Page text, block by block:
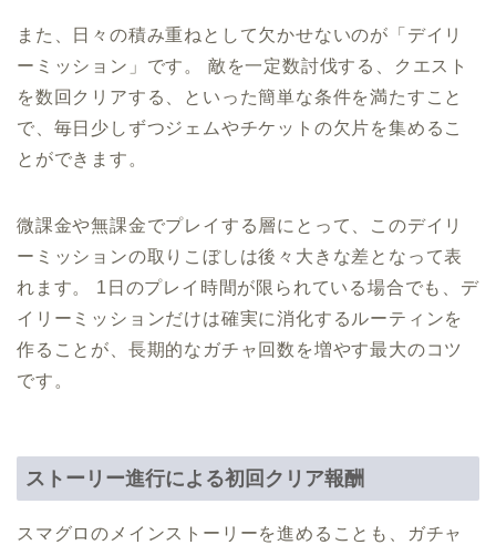
また、日々の積み重ねとして欠かせないのが「デイリ
ーミッション」です。 敵を一定数討伐する、クエスト
を数回クリアする、といった簡単な条件を満たすこと
で、毎日少しずつジェムやチケットの欠片を集めるこ
とができます。
微課金や無課金でプレイする層にとって、このデイリ
ーミッションの取りこぼしは後々大きな差となって表
れます。 1日のプレイ時間が限られている場合でも、デ
イリーミッションだけは確実に消化するルーティンを
作ることが、長期的なガチャ回数を増やす最大のコツ
です。
ストーリー進行による初回クリア報酬
スマグロのメインストーリーを進めることも、ガチャ